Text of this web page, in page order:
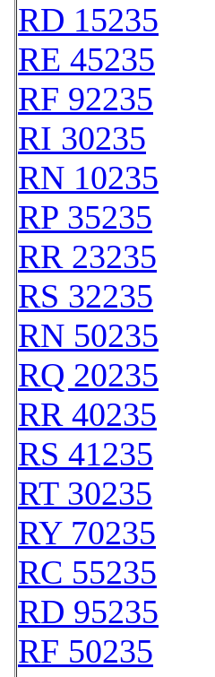
RD 15235
RE 45235
RF 92235
RI 30235
RN 10235
RP 35235
RR 23235
RS 32235
RN 50235
RQ 20235
RR 40235
RS 41235
RT 30235
RY 70235
RC 55235
RD 95235
RF 50235